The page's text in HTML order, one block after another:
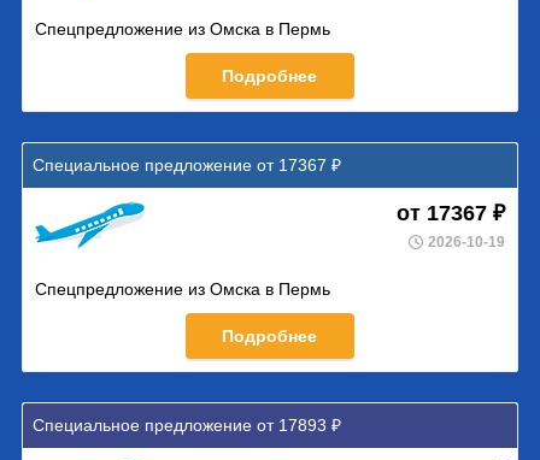
Спецпредложение из Омска в Пермь
Подробнее
Специальное предложение от 17367 ₽
от 17367 ₽
2026-10-19
Спецпредложение из Омска в Пермь
Подробнее
Специальное предложение от 17893 ₽